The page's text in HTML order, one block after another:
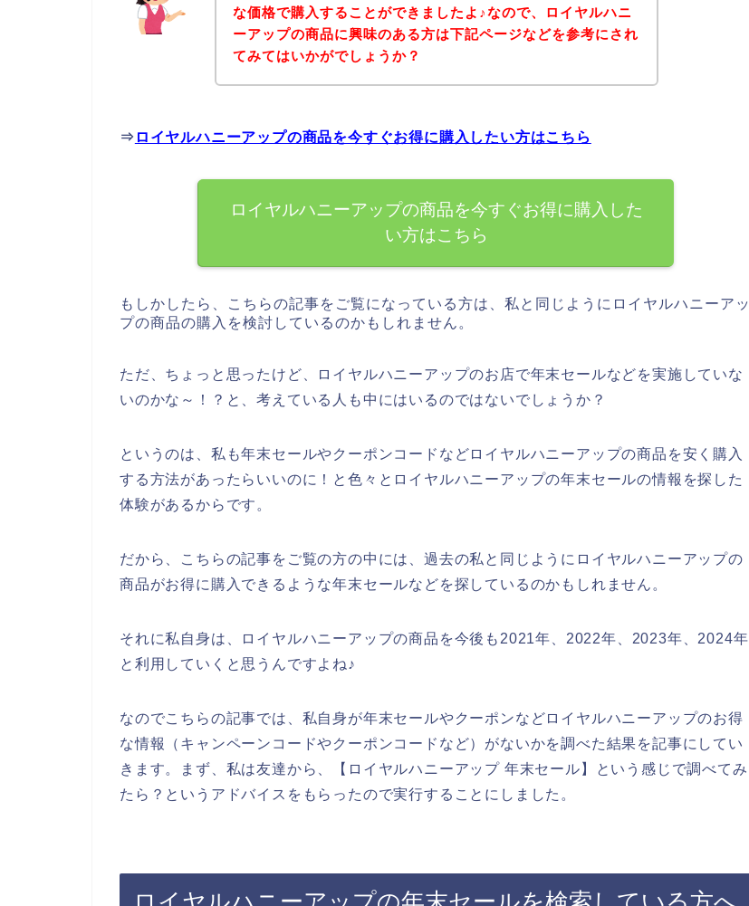
な価格で購入することができましたよ♪なので、ロイヤルハニ
ーアップの商品に興味のある方は下記ページなどを参考にされ
てみてはいかがでしょうか？
⇒ ロイヤルハニーアップの商品を今すぐお得に購入したい方はこちら
ロイヤルハニーアップの商品を今すぐお得に購入した
い方はこちら
もしかしたら、こちらの記事をご覧になっている方は、私と同じようにロイヤルハニーアッ
プの商品の購入を検討しているのかもしれません。
ただ、ちょっと思ったけど、ロイヤルハニーアップのお店で年末セールなどを実施していな
いのかな～！？と、考えている人も中にはいるのではないでしょうか？
というのは、私も年末セールやクーポンコードなどロイヤルハニーアップの商品を安く購入
する方法があったらいいのに！と色々とロイヤルハニーアップの年末セールの情報を探した
体験があるからです。
だから、こちらの記事をご覧の方の中には、過去の私と同じようにロイヤルハニーアップの
商品がお得に購入できるような年末セールなどを探しているのかもしれません。
それに私自身は、ロイヤルハニーアップの商品を今後も2021年、2022年、2023年、2024年
と利用していくと思うんですよね♪
なのでこちらの記事では、私自身が年末セールやクーポンなどロイヤルハニーアップのお得
な情報（キャンペーンコードやクーポンコードなど）がないかを調べた結果を記事にしてい
きます。まず、私は友達から、【ロイヤルハニーアップ 年末セール】という感じで調べてみ
たら？というアドバイスをもらったので実行することにしました。